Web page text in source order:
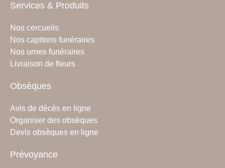
Services & Produits
Nos cercueils
Nos capitons funéraires
Nos urnes funéraires
Livraison de fleurs
Obsèques
Avis de décès en ligne
Organiser des obsèques
Devis obsèques en ligne
Prévoyance